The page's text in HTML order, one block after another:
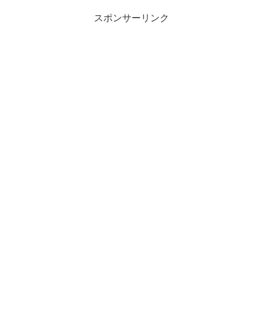
スポンサーリンク